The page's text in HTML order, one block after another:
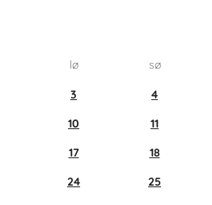
lø
sø
3
4
10
11
17
18
24
25